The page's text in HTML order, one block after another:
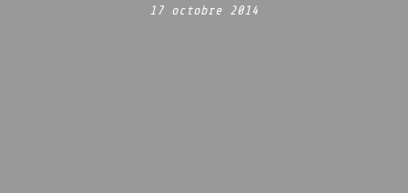
17 octobre 2014